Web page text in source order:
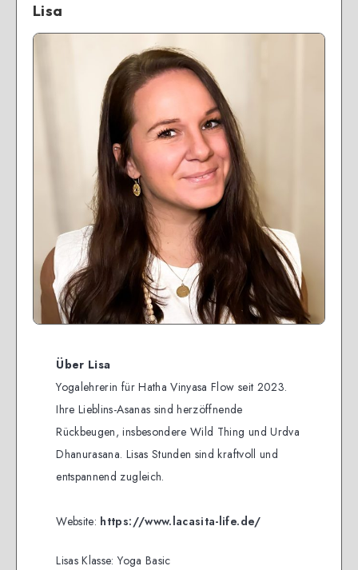
Lisa
Über Lisa
Yogalehrerin für Hatha Vinyasa Flow seit 2023.
Ihre Lieblins-Asanas sind herzöffnende
Rückbeugen, insbesondere Wild Thing und Urdva
Dhanurasana. Lisas Stunden sind kraftvoll und
entspannend zugleich.
Website: https://www.lacasita-life.de/
Lisas Klasse: Yoga Basic